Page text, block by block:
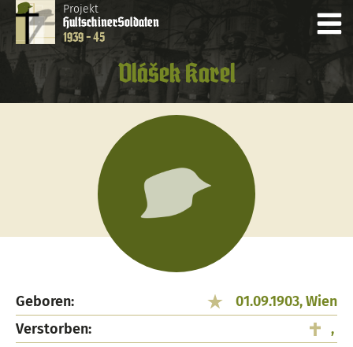
Projekt
HultschinerSoldaten
1939 - 45
Vlášek Karel
Geboren:
01.09.1903, Wien
Verstorben:
,